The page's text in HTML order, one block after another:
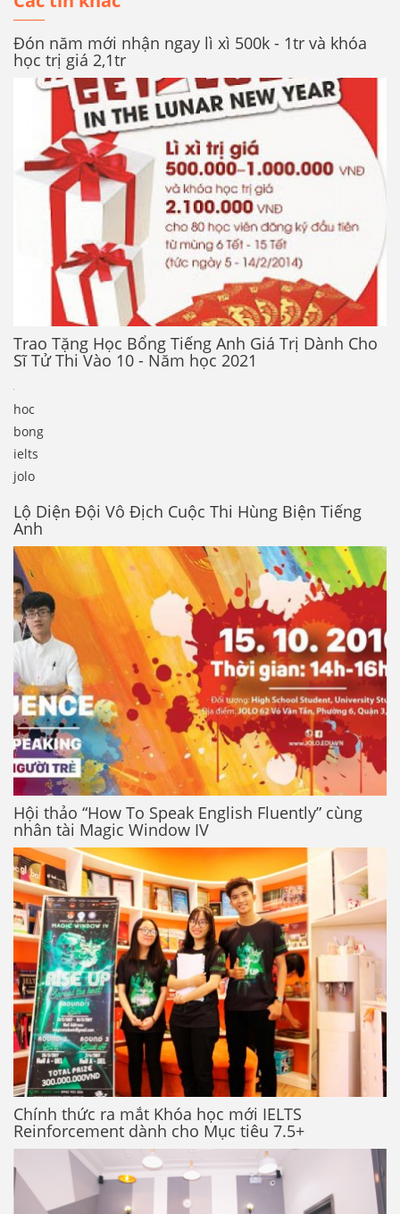
Đón năm mới nhận ngay lì xì 500k - 1tr và khóa
học trị giá 2,1tr
Trao Tặng Học Bổng Tiếng Anh Giá Trị Dành Cho
Sĩ Tử Thi Vào 10 - Năm học 2021
hoc
bong
ielts
jolo
Lộ Diện Đội Vô Địch Cuộc Thi Hùng Biện Tiếng
Anh
Hội thảo “How To Speak English Fluently” cùng
nhân tài Magic Window IV
Chính thức ra mắt Khóa học mới IELTS
Reinforcement dành cho Mục tiêu 7.5+